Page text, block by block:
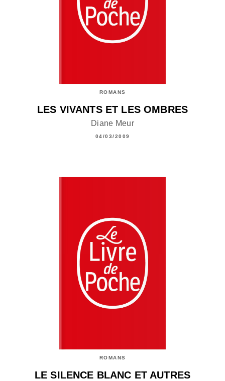
ROMANS
LES VIVANTS ET LES OMBRES
Diane Meur
04/03/2009
ROMANS
LE SILENCE BLANC ET AUTRES